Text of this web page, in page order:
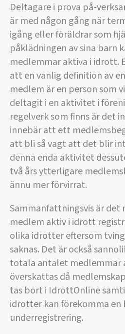
Deltagare i prova på-
är med någon gång när
igång eller föräldrar som
påklädningen av sina barn
medlemmar aktiva i idrott.
att en vanlig definition av
medlem är en person som
deltagit i en aktivitet i
regelverk som finns är det
innebär att ett
att bli så vagt att det blir
denna enda aktivitet
två års ytterligare
ännu mer förvirrat.
Sammanfattningsvis är
medlem aktiv i idrott
olika idrotter eftersom
saknas. Det är också
totala antalet medlemmar
överskattas då
tas bort i IdrottOnline
idrotter kan förekomma en
underregistrering.